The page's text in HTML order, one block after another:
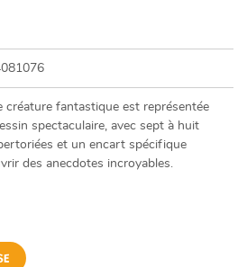
à recevoir nos propositions commerciales à
Vous pouvez vous désinscrire à tout moment en
INSCRIPTION
créature fantastique est représentée
spectaculaire, avec sept à huit
et un encart spécifique
des anecdotes incroyables.